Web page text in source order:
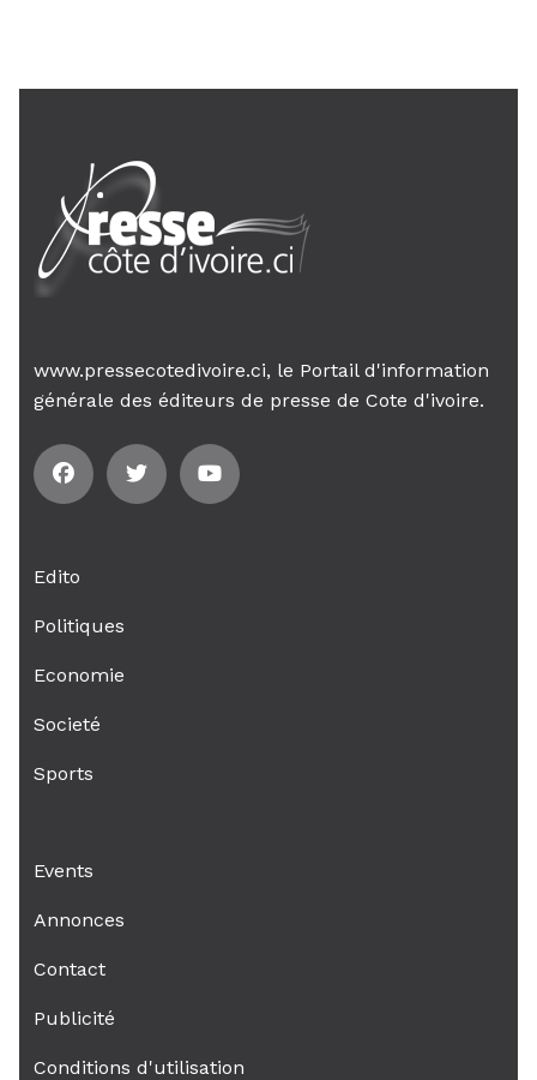
un accident de la...
AIP
24 janv. 2026, 21:21
son gouvernement sur la rigueur...
www.pressecotedivoire.ci, le Portail d'information
générale des éditeurs de presse de Cote d'ivoire.
Edito
Politiques
Economie
Societé
Sports
Events
Annonces
Contact
Publicité
Conditions d'utilisation